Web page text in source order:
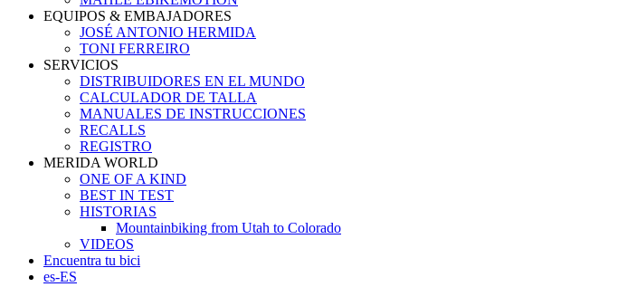
EQUIPOS & EMBAJADORES
JOSÉ ANTONIO HERMIDA
TONI FERREIRO
SERVICIOS
DISTRIBUIDORES EN EL MUNDO
CALCULADOR DE TALLA
MANUALES DE INSTRUCCIONES
RECALLS
REGISTRO
MERIDA WORLD
ONE OF A KIND
BEST IN TEST
HISTORIAS
Mountainbiking from Utah to Colorado
VIDEOS
Encuentra tu bici
es-ES